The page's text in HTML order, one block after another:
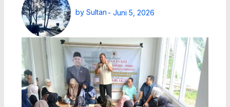
bySultan - Juni 5, 2026